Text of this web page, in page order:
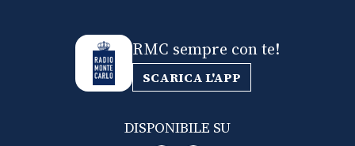
RMC sempre con te!
SCARICA L'APP
DISPONIBILE SU